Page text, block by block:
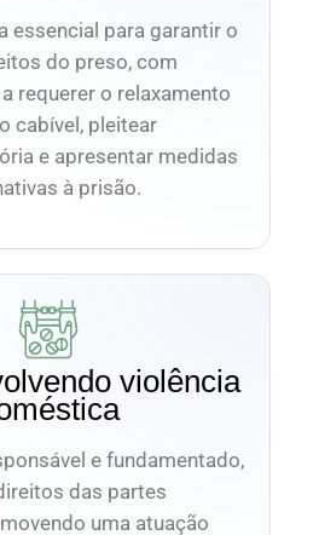
essencial para garantir o
do preso, com
requerer o relaxamento
cabível, pleitear
e apresentar medidas
à prisão.
violência
e fundamentado,
das partes
uma atuação